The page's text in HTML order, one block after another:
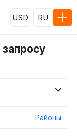
USD RU
Районы